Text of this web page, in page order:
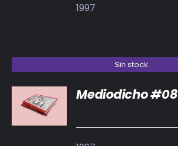
1997
Sin stock
DETALLES
Mediodicho #08